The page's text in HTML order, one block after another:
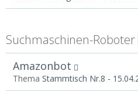
Suchmaschinen-Roboter
Amazonbot
Thema Stammtisch Nr.8 -